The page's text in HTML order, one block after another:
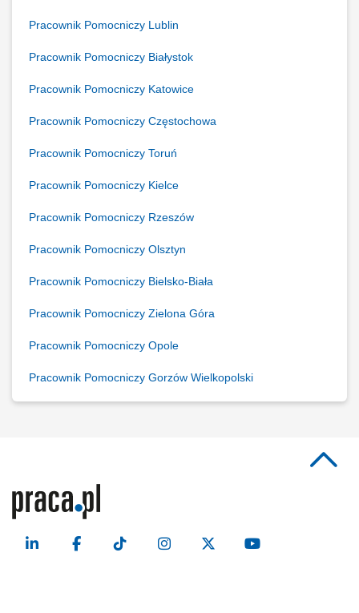
Pracownik Pomocniczy Lublin
Pracownik Pomocniczy Białystok
Pracownik Pomocniczy Katowice
Pracownik Pomocniczy Częstochowa
Pracownik Pomocniczy Toruń
Pracownik Pomocniczy Kielce
Pracownik Pomocniczy Rzeszów
Pracownik Pomocniczy Olsztyn
Pracownik Pomocniczy Bielsko-Biała
Pracownik Pomocniczy Zielona Góra
Pracownik Pomocniczy Opole
Pracownik Pomocniczy Gorzów Wielkopolski